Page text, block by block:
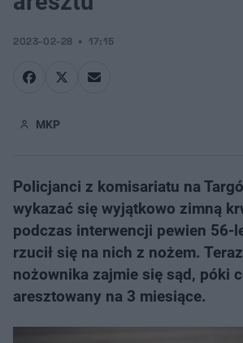
2023-02-28 17:15
MKP
Policjanci z komisariatu na
wykazać się wyjątkowo zimną
podczas interwencji pewien 56-
rzucił się na nich z nożem.
nożownika zajmie się sąd, póki
aresztowany na 3 miesiące.